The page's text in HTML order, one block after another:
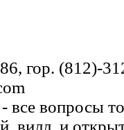
гор. (812)-
все вопросы
вилл, и